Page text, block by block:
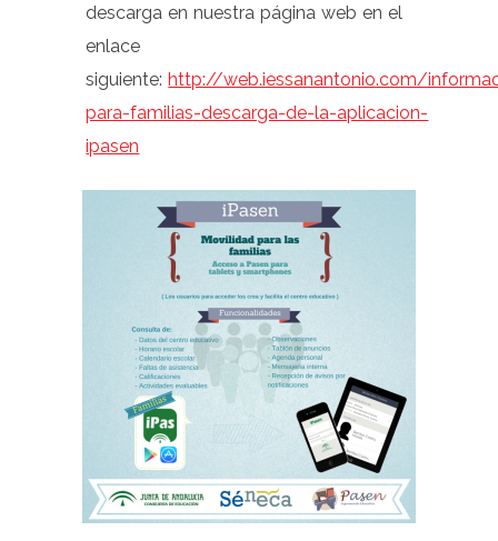
descarga en nuestra página web en el
enlace
siguiente:http://web.iessanantonio.com/
para-familias-descarga-de-la-aplicacion-
ipasen